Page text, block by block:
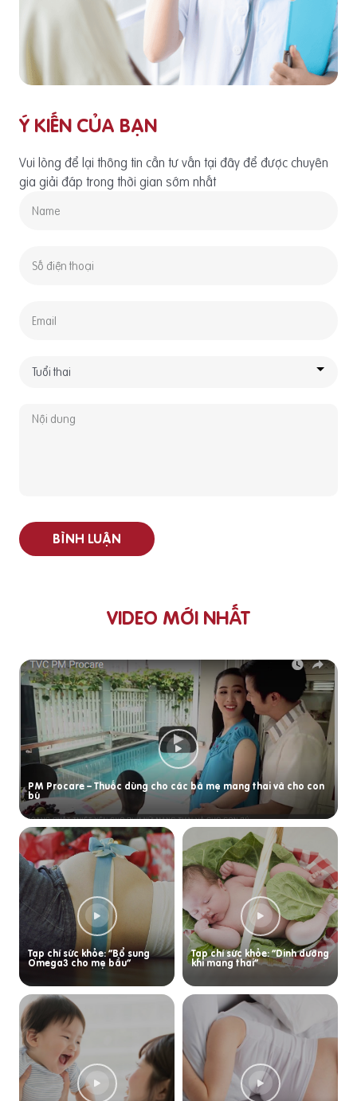
Ý KIẾN CỦA BẠN
Vui lòng để lại thông tin cần tư vấn tại đây để được chuyên
gia giải đáp trong thời gian sớm nhất
BÌNH LUẬN
VIDEO MỚI NHẤT
PM Procare – Thuốc dùng cho các bà mẹ mang thai và cho con
bú
Tạp chí sức khỏe: “Bổ sung
Omega3 cho mẹ bầu”
Tạp chí sức khỏe: “Dinh dưỡng
khi mang thai”